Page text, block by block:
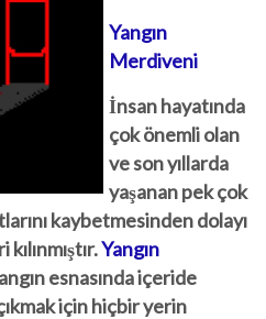
Yangın
Merdiveni
İnsan hayatında
çok önemli olan
ve son yıllarda
yaşanan pek çok
kaybetmesinden dolayı
Yangın
esnasında içeride
için hiçbir yerin